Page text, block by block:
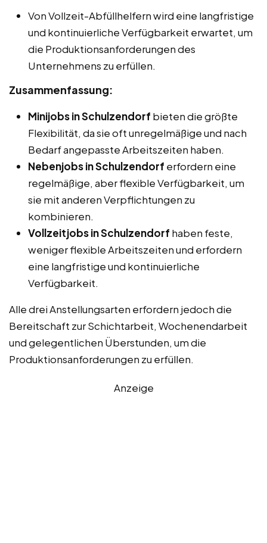
Von Vollzeit-Abfüllhelfern wird eine langfristige
und kontinuierliche Verfügbarkeit erwartet, um
die Produktionsanforderungen des
Unternehmens zu erfüllen.
Zusammenfassung:
Minijobs in Schulzendorf bieten die größte
Flexibilität, da sie oft unregelmäßige und nach
Bedarf angepasste Arbeitszeiten haben.
Nebenjobs in Schulzendorf erfordern eine
regelmäßige, aber flexible Verfügbarkeit, um
sie mit anderen Verpflichtungen zu
kombinieren.
Vollzeitjobs in Schulzendorf haben feste,
weniger flexible Arbeitszeiten und erfordern
eine langfristige und kontinuierliche
Verfügbarkeit.
Alle drei Anstellungsarten erfordern jedoch die
Bereitschaft zur Schichtarbeit, Wochenendarbeit
und gelegentlichen Überstunden, um die
Produktionsanforderungen zu erfüllen.
Anzeige